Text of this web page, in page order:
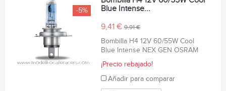
-5%
Blue Intense...
9,41 €9,91 €
Bombilla H4 12V 60/55W Cool
Blue Intense NEX GEN OSRAM
¡Precio rebajado!
Añadir para comparar